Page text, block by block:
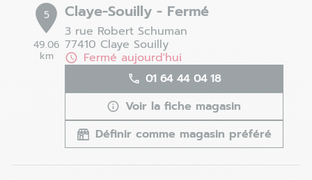
5
49.06
km
Claye-Souilly - Fermé
3 rue Robert Schuman
77410 Claye Souilly
Fermé aujourd'hui
01 64 44 04 18
Voir la fiche magasin
Définir comme magasin préféré